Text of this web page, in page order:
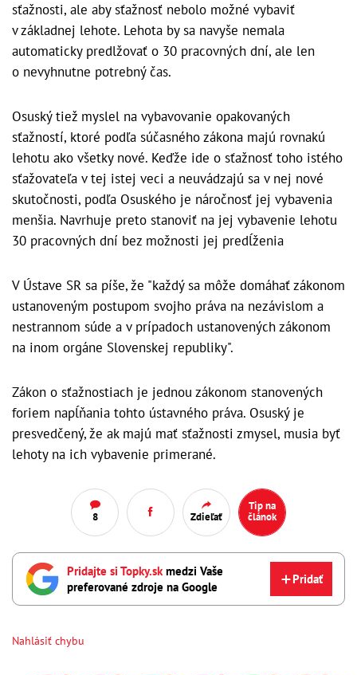
sťažnosti, ale aby sťažnosť nebolo možné vybaviť
v základnej lehote. Lehota by sa navyše nemala
automaticky predlžovať o 30 pracovných dní, ale len
o nevyhnutne potrebný čas.
Osuský tiež myslel na vybavovanie opakovaných
sťažností, ktoré podľa súčasného zákona majú rovnakú
lehotu ako všetky nové. Keďže ide o sťažnosť toho istého
sťažovateľa v tej istej veci a neuvádzajú sa v nej nové
skutočnosti, podľa Osuského je náročnosť jej vybavenia
menšia. Navrhuje preto stanoviť na jej vybavenie lehotu
30 pracovných dní bez možnosti jej predĺženia
V Ústave SR sa píše, že "každý sa môže domáhať zákonom
ustanoveným postupom svojho práva na nezávislom a
nestrannom súde a v prípadoch ustanovených zákonom
na inom orgáne Slovenskej republiky".
Zákon o sťažnostiach je jednou zákonom stanovených
foriem napĺňania tohto ústavného práva. Osuský je
presvedčený, že ak majú mať sťažnosti zmysel, musia byť
lehoty na ich vybavenie primerané.
8 Zdieľať
Tip na
článok
Pridajte si Topky.sk medzi Vaše
preferované zdroje na Google
Pridať
Nahlásiť chybu